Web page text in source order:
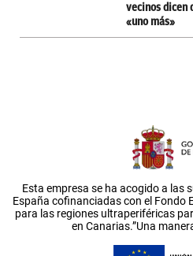
vecinos dicen
«uno más»
Esta empresa se ha acogido a las
España cofinanciadas con el Fondo
para las regiones ultraperiféricas
en Canarias.”Una